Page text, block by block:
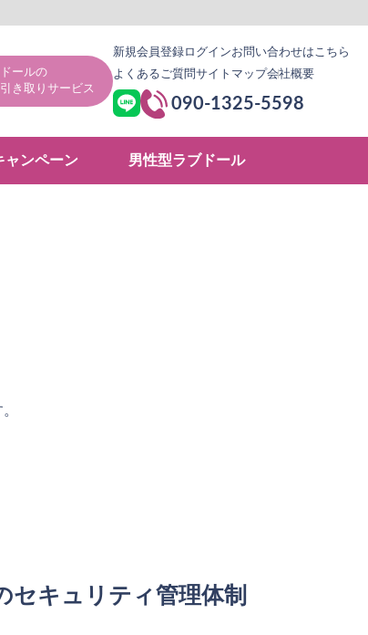
ドールの
引き取りサービス
新規会員登録ログインお問い合わせはこちら
よくあるご質問サイトマップ会社概要
090-1325-5598
ャンペーン 男性型ラブドール
セキュリティ管理体制